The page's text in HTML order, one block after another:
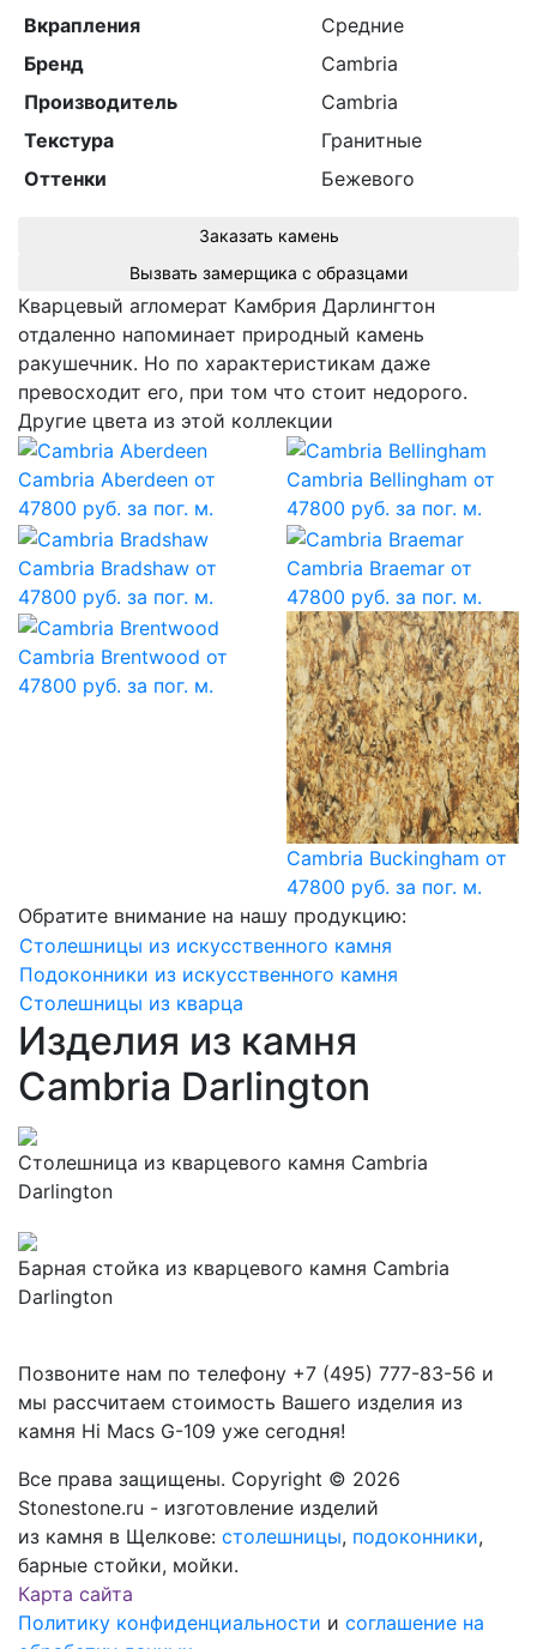
Вкрапления
Средние
Бренд
Cambria
Производитель
Cambria
Текстура
Гранитные
Оттенки
Бежевого
Заказать камень
Вызвать замерщика с образцами
Кварцевый агломерат Камбрия Дарлингтон
отдаленно напоминает природный камень
ракушечник. Но по характеристикам даже
превосходит его, при том что стоит недорого.
Другие цвета из этой коллекции
Cambria Aberdeen от
47800 руб. за пог. м.
Cambria Bellingham от
47800 руб. за пог. м.
Cambria Bradshaw от
47800 руб. за пог. м.
Cambria Braemar от
47800 руб. за пог. м.
Cambria Brentwood от
47800 руб. за пог. м.
Cambria Buckingham от
47800 руб. за пог. м.
Обратите внимание на нашу продукцию:
Столешницы из искусственного камня
Подоконники из искусственного камня
Столешницы из кварца
Изделия из камня
Cambria Darlington
Столешница из кварцевого камня Cambria
Darlington
Барная стойка из кварцевого камня Cambria
Darlington
Позвоните нам по телефону +7 (495) 777-83-56 и
мы рассчитаем стоимость Вашего изделия из
камня Hi Macs G-109 уже сегодня!
Все права защищены. Copyright © 2026
Stonestone.ru - изготовление изделий
из камня в Щелкове: столешницы, подоконники,
барные стойки, мойки.
Карта сайта
Политику конфиденциальности и соглашение на